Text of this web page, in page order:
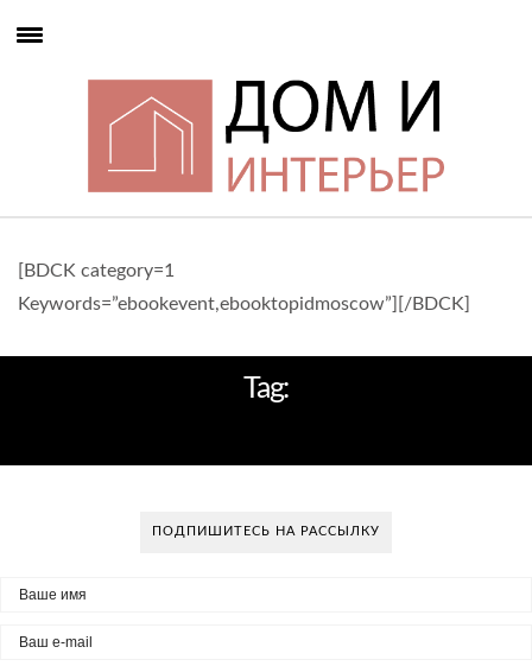
[BDCK category=1
Keywords=”ebookevent,ebooktopidmoscow”][/BDCK]
Tag:
ПОДПИШИТЕСЬ НА РАССЫЛКУ